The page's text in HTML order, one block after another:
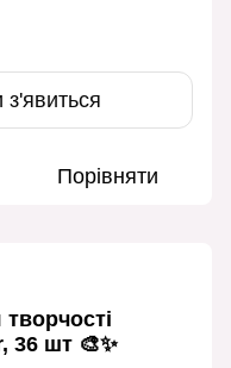
Порівняти
36 шт 🎨✨